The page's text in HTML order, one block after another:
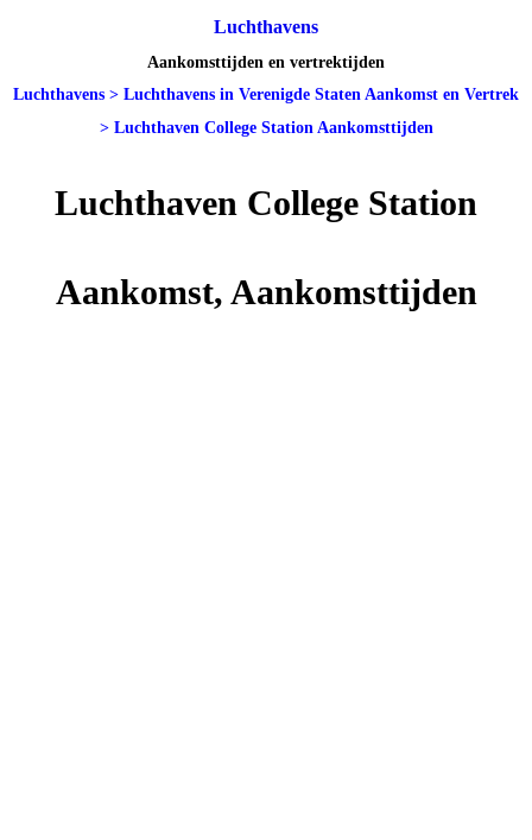
Luchthavens
Aankomsttijden en vertrektijden
Luchthavens > Luchthavens in Verenigde Staten Aankomst en Vertrek
> Luchthaven College Station Aankomsttijden
Luchthaven College Station
Aankomst, Aankomsttijden